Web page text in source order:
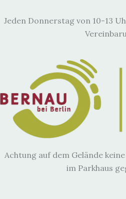
Jeden Donnerstag von 10-13
Achtung auf dem Gelände
im Parkhaus